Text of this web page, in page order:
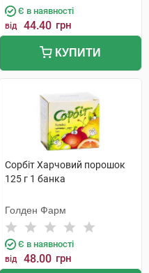
Є в наявності
від 44.40 грн
КУПИТИ
Сорбіт Харчовий порошок
125 г 1 банка
Голден Фарм
Є в наявності
від 48.00 грн